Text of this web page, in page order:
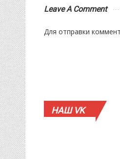
Leave A Comment
Для отправки
НАШVK